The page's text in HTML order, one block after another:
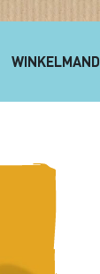
WINKELMAND